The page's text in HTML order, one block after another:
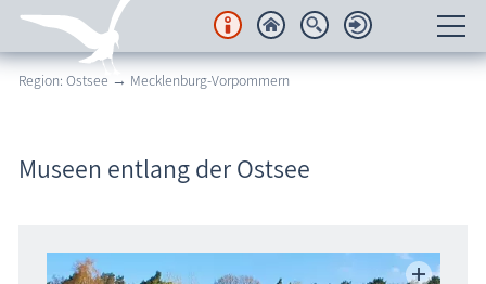
Unterkünfte
Karten
Region: Ostsee → Mecklenburg-Vorpommern
Museen entlang der Ostsee